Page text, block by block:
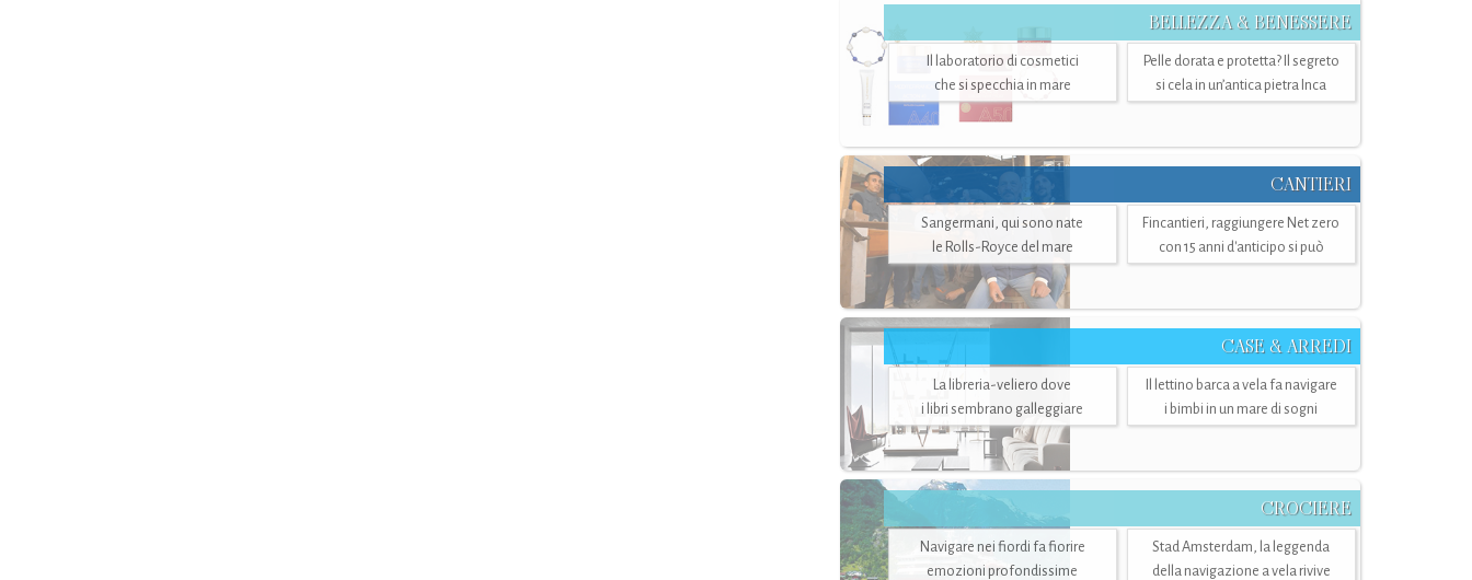
BELLEZZA & BENESSERE
Il laboratorio di cosmetici
che si specchia in mare
Pelle dorata e protetta? Il segreto
si cela in un’antica pietra Inca
CANTIERI
Sangermani, qui sono nate
le Rolls-Royce del mare
Fincantieri, raggiungere Net zero
con 15 anni d'anticipo si può
CASE & ARREDI
La libreria-veliero dove
i libri sembrano galleggiare
Il lettino barca a vela fa navigare
i bimbi in un mare di sogni
CROCIERE
Navigare nei fiordi fa fiorire
emozioni profondissime
Stad Amsterdam, la leggenda
della navigazione a vela rivive